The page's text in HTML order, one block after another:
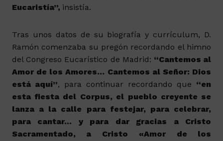
Eucaristía”, insistía.
Tras unos datos de su biografía y currículum, D.
Ramón comenzaba su pregón recordando el himno
del Congreso Eucarístico de Madrid: “Cantemos al
Amor de los Amores… Cantemos al Señor: Dios
está aquí”, para continuar recordando que “en
esta fiesta del Corpus, el pueblo creyente se
lanza a la calle para festejar, para celebrar,
para cantar… y para dar gracias a Cristo
Sacramentado, a Cristo «Amor de los